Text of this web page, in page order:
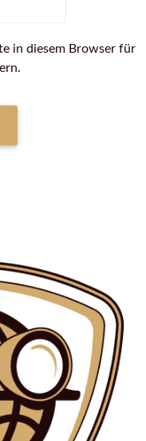
in diesem Browser für